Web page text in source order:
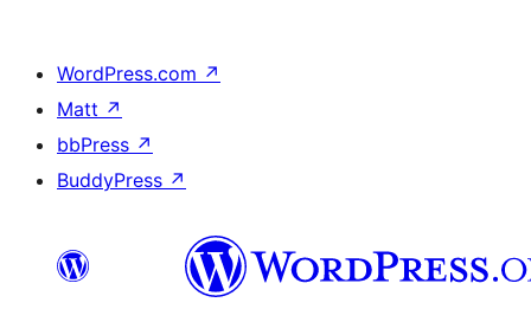
WordPress.com ↗
Matt ↗
bbPress ↗
BuddyPress ↗